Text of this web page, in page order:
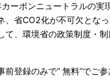
ーボンニュートラルの実
、省CO2化が不可欠とな
て、環境省の政策制度・
前登録のみで“ 無料”でご